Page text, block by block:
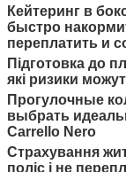
Кейтеринг в
быстро
переплатить и
Підготовка до
які ризики
Прогулочные
выбрать
Carrello Nero
Страхування
поліс і не